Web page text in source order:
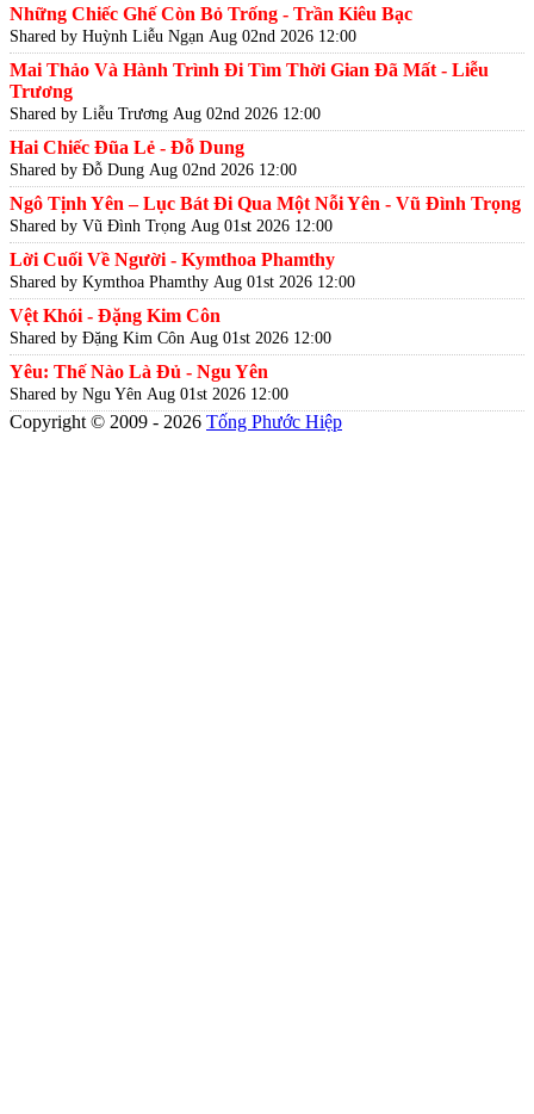
Những Chiếc Ghế Còn Bỏ Trống - Trần Kiêu Bạc
Shared by Huỳnh Liễu Ngạn Aug 02nd 2026 12:00
Mai Thảo Và Hành Trình Đi Tìm Thời Gian Đã Mất - Liễu
Trương
Shared by Liễu Trương Aug 02nd 2026 12:00
Hai Chiếc Đũa Lẻ - Đỗ Dung
Shared by Đỗ Dung Aug 02nd 2026 12:00
Ngô Tịnh Yên – Lục Bát Đi Qua Một Nỗi Yên - Vũ Đình Trọng
Shared by Vũ Đình Trọng Aug 01st 2026 12:00
Lời Cuối Về Người - Kymthoa Phamthy
Shared by Kymthoa Phamthy Aug 01st 2026 12:00
Vệt Khói - Đặng Kim Côn
Shared by Đặng Kim Côn Aug 01st 2026 12:00
Yêu: Thế Nào Là Đủ - Ngu Yên
Shared by Ngu Yên Aug 01st 2026 12:00
Copyright © 2009 - 2026 Tống Phước Hiệp